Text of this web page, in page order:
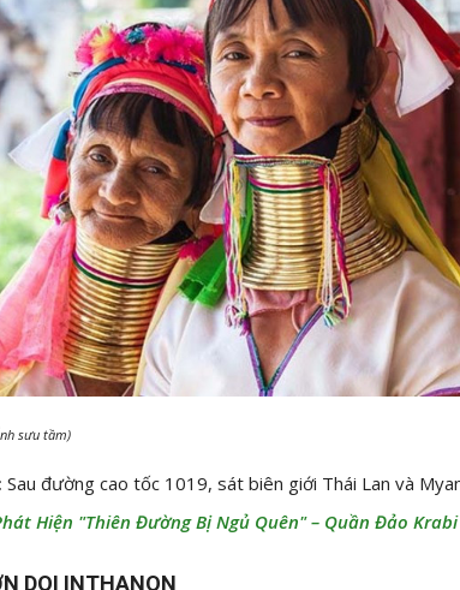
sưu tầm)
Sau đường cao tốc 1019, sát biên giới Thái Lan và
Hiện "Thiên Đường Bị Ngủ Quên" – Quần Đảo
DOI INTHANON